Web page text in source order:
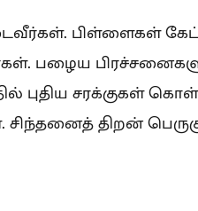
பிள்ளைகள்
பழைய
புதிய சரக்குகள்
திறன்